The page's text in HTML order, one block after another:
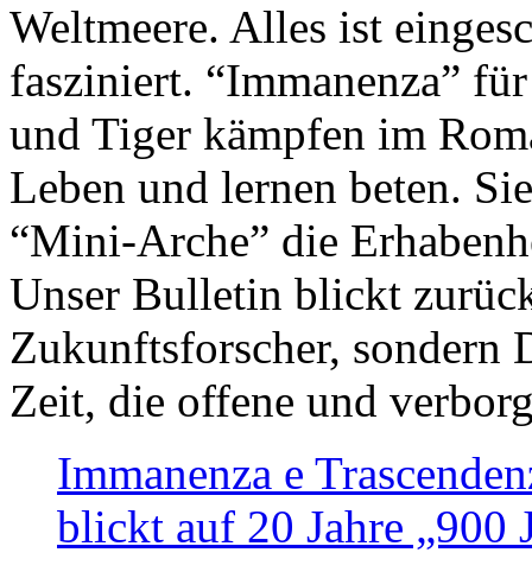
Weltmeere. Alles ist
fasziniert. “Immanenza”
und Tiger kämpfen im
Leben und lernen beten.
“Mini-Arche” die
Unser Bulletin blickt
Zukunftsforscher, sondern
Zeit, die offene und
Immanenza e
blickt auf 20 Jahre „900